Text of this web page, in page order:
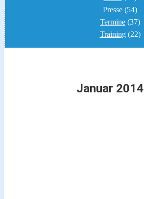
Presse (54)
Termine (37)
Training(22)
Januar 2014